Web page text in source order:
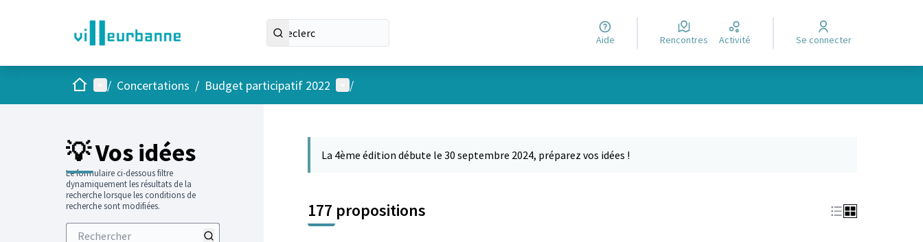
Aide Rencontres Activité Se connecter
AccueilMenu principal
/ Concertations / Budget participatif 2022 Menu utilisateur
/
💡 Vos idées
Le formulaire ci-dessous filtre
dynamiquement les résultats de la
recherche lorsque les conditions de
recherche sont modifiées.
La 4ème édition débute le 30 septembre 2024, préparez vos idées !
177 propositions